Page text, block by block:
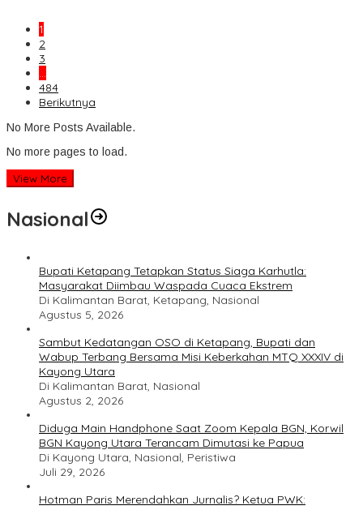
1
2
3
…
484
Berikutnya
No More Posts Available.
No more pages to load.
View More
Nasional
Bupati Ketapang Tetapkan Status Siaga Karhutla:
Masyarakat Diimbau Waspada Cuaca Ekstrem
Di Kalimantan Barat, Ketapang, Nasional
Agustus 5, 2026
Sambut Kedatangan OSO di Ketapang, Bupati dan
Wabup Terbang Bersama Misi Keberkahan MTQ XXXIV di
Kayong Utara
Di Kalimantan Barat, Nasional
Agustus 2, 2026
Diduga Main Handphone Saat Zoom Kepala BGN, Korwil
BGN Kayong Utara Terancam Dimutasi ke Papua
Di Kayong Utara, Nasional, Peristiwa
Juli 29, 2026
Hotman Paris Merendahkan Jurnalis? Ketua PWK: